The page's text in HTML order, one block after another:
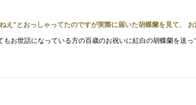
え”とおっしゃってたのですが実際に届いた胡蝶蘭を見て、
お世話になっている方の百歳のお祝いに紅白の胡蝶蘭を送